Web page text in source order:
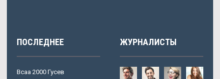
ПОСЛЕДНЕЕ
Bcaa 2000 Гусев
ЖУРНАЛИСТЫ